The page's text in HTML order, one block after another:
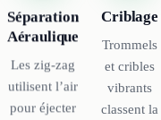
Séparation
Aéraulique
Les zig-zag
utilisent l’air
pour éjecter
Criblage
Trommels
et cribles
vibrants
classent la